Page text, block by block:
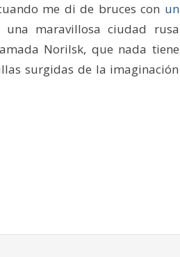
me di de bruces con un
maravillosa ciudad rusa
Norilsk, que nada tiene
surgidas de la imaginación